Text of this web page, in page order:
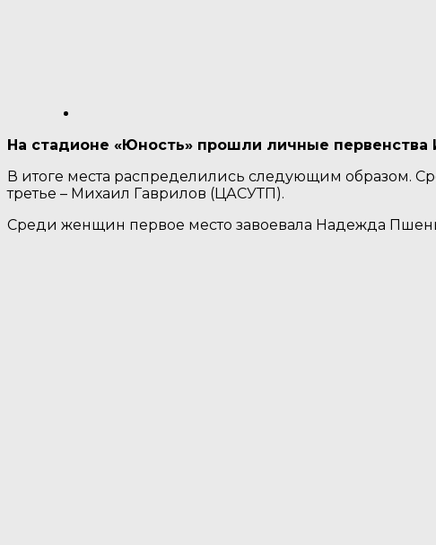
На стадионе «Юность» прошли личные
В итоге места распределились следующим образом.
третье – Михаил Гаврилов (ЦАСУТП).
Среди женщин первое место завоевала Надежда